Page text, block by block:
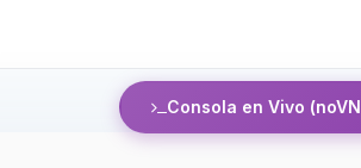
Consola en Vivo